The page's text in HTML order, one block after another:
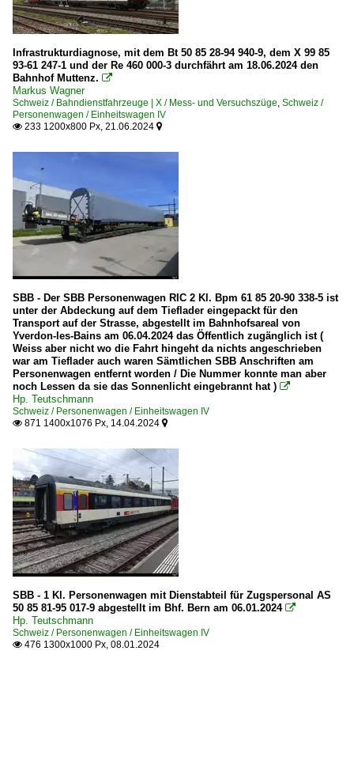
Infrastrukturdiagnose, mit dem Bt 50 85 28-94 940-9, dem X 99 85
93-61 247-1 und der Re 460 000-3 durchfährt am 18.06.2024 den
Bahnhof Muttenz. 
Markus Wagner
Schweiz / Bahndienstfahrzeuge | X / Mess- und Versuchszüge, Schweiz /
Personenwagen / Einheitswagen IV
 233 1200x800 Px, 21.06.2024 
SBB - Der SBB Personenwagen RIC 2 Kl. Bpm 61 85 20-90 338-5 ist
unter der Abdeckung auf dem Tieflader eingepackt für den
Transport auf der Strasse, abgestellt im Bahnhofsareal von
Yverdon-les-Bains am 06.04.2024 das Öffentlich zugänglich ist (
Weiss aber nicht wo die Fahrt hingeht da nichts angeschrieben
war am Tieflader auch waren Sämtlichen SBB Anschriften am
Personenwagen entfernt worden / Die Nummer konnte man aber
noch Lessen da sie das Sonnenlicht eingebrannt hat ) 
Hp. Teutschmann
Schweiz / Personenwagen / Einheitswagen IV
 871 1400x1076 Px, 14.04.2024 
SBB - 1 Kl. Personenwagen mit Dienstabteil für Zugspersonal AS
50 85 81-95 017-9 abgestellt im Bhf. Bern am 06.01.2024 
Hp. Teutschmann
Schweiz / Personenwagen / Einheitswagen IV
 476 1300x1000 Px, 08.01.2024